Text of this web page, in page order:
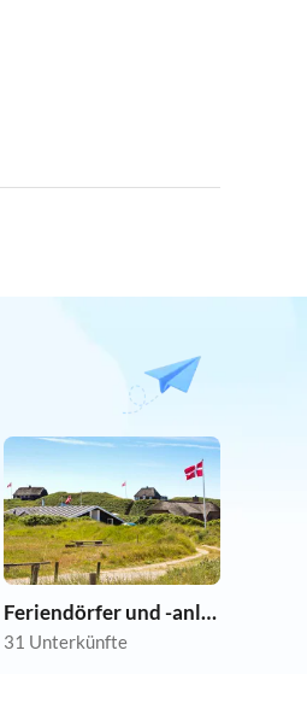
Feriendörfer und -anlagen
31 Unterkünfte